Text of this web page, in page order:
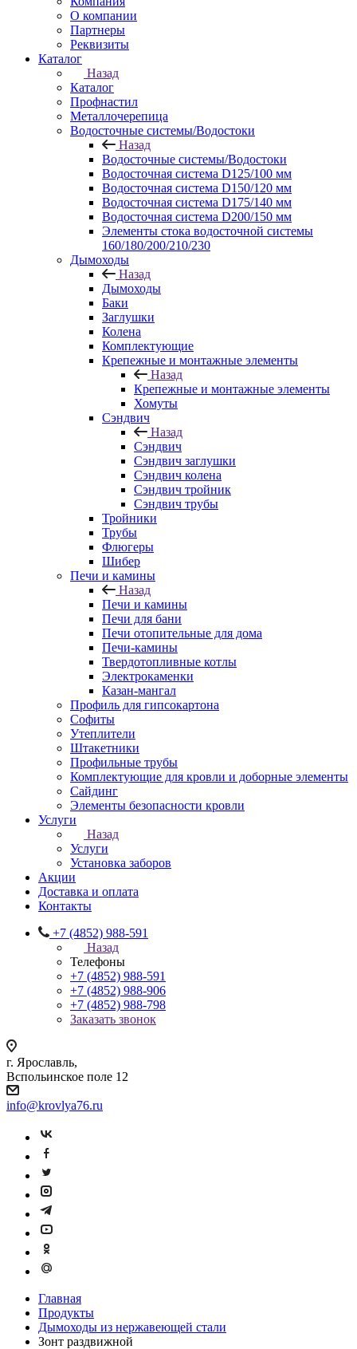
О компании
Партнеры
Реквизиты
Каталог
Назад
Каталог
Профнастил
Металлочерепица
Водосточные системы/Водостоки
Назад
Водосточные системы/Водостоки
Водосточная система D125/100 мм
Водосточная система D150/120 мм
Водосточная система D175/140 мм
Водосточная система D200/150 мм
Элементы стока водосточной системы
160/180/200/210/230
Дымоходы
Назад
Дымоходы
Баки
Заглушки
Колена
Комплектующие
Крепежные и монтажные элементы
Назад
Крепежные и монтажные элементы
Хомуты
Сэндвич
Назад
Сэндвич
Сэндвич заглушки
Сэндвич колена
Сэндвич тройник
Сэндвич трубы
Тройники
Трубы
Флюгеры
Шибер
Печи и камины
Назад
Печи и камины
Печи для бани
Печи отопительные для дома
Печи-камины
Твердотопливные котлы
Электрокаменки
Казан-мангал
Профиль для гипсокартона
Софиты
Утеплители
Штакетники
Профильные трубы
Комплектующие для кровли и доборные элементы
Сайдинг
Элементы безопасности кровли
Услуги
Назад
Услуги
Установка заборов
Акции
Доставка и оплата
Контакты
+7 (4852) 988-591
Назад
Телефоны
+7 (4852) 988-591
+7 (4852) 988-906
+7 (4852) 988-798
Заказать звонок
г. Ярославль,
Вспольинское поле 12
info@krovlya76.ru
Главная
Продукты
Дымоходы из нержавеющей стали
Зонт раздвижной